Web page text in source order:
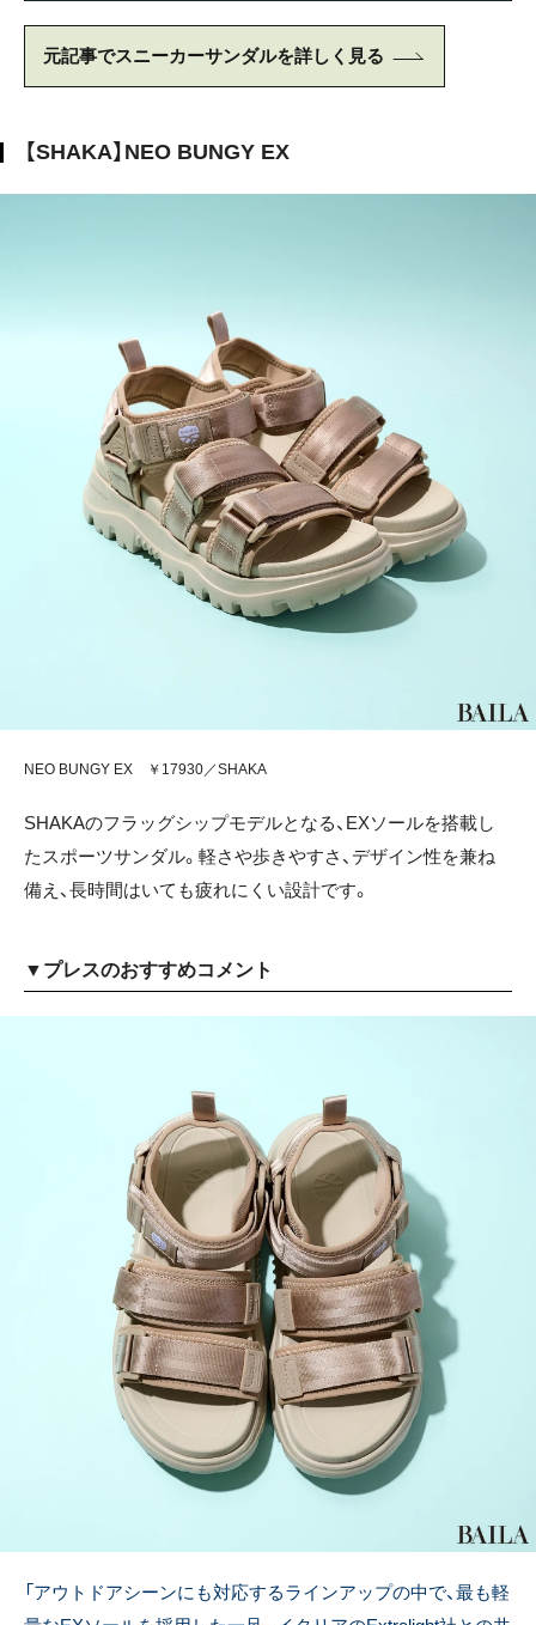
元記事でスニーカーサンダルを詳しく見る
【SHAKA】NEO BUNGY EX
NEO BUNGY EX ￥17930／SHAKA
SHAKAのフラッグシップモデルとなる、EXソールを搭載し
たスポーツサンダル。軽さや歩きやすさ、デザイン性を兼ね
備え、長時間はいても疲れにくい設計です。
▼プレスのおすすめコメント
「アウトドアシーンにも対応するラインアップの中で、最も軽